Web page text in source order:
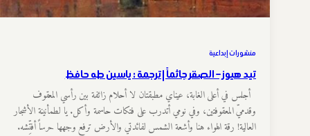
منشورات إبداعية
تيد هيوز – الصقر جاثماً | ترجمة : ياسين طه حافظ
أجلس في أعلى الغابة، عيناي مطبقتان لا أحلام زائفة بين رأسي المعقوف
وقدميّ المعقوفتين، وفي نومي أتدرب على فتكات حاسمة وأكل. يا لطمأنينة الأشجار
العالية! رقة الهواء هنا وأشعة الشمس لفائدتي والأرض ترفع وجهها حرساً أفتِّشه.